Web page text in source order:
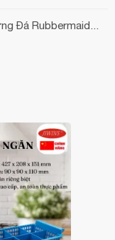
Đá Rubbermaid...